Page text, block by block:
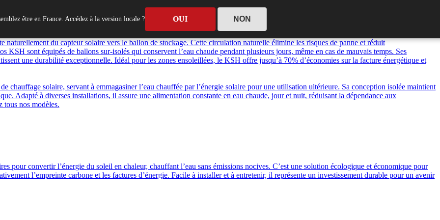
d’eau chaude sanitaire collective. Conçu selon le principe ancestral du thermosiphon, ce système révolutionnaire ne nécessite
naturellement du capteur solaire vers le ballon de stockage. Cette circulation naturelle élimine les risques de panne et réduit
KSH sont équipés de ballons sur-isolés qui conservent l’eau chaude pendant plusieurs jours, même en cas de mauvais temps. Ses
une durabilité exceptionnelle. Idéal pour les zones ensoleillées, le KSH offre jusqu’à 70% d’économies sur la facture énergétique et
chauffage solaire, servant à emmagasiner l’eau chauffée par l’énergie solaire pour une utilisation ultérieure. Sa conception isolée maintient
Adapté à diverses installations, il assure une alimentation constante en eau chaude, jour et nuit, réduisant la dépendance aux
tous nos modèles.
pour convertir l’énergie du soleil en chaleur, chauffant l’eau sans émissions nocives. C’est une solution écologique et économique pour
l’empreinte carbone et les factures d’énergie. Facile à installer et à entretenir, il représente un investissement durable pour un avenir
être en France. Accédez à la version locale ? OUI NON